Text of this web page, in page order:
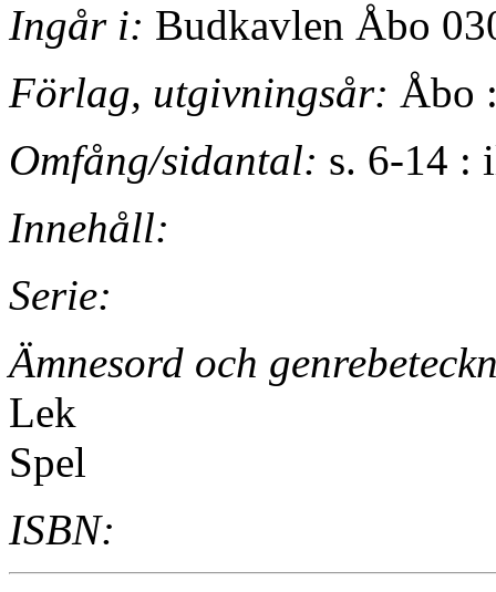
Ingår i: Budkavlen Åbo
Förlag, utgivningsår: Åbo
Omfång/sidantal: s. 6-14 :
Innehåll:
Serie:
Ämnesord och
Lek
Spel
ISBN: